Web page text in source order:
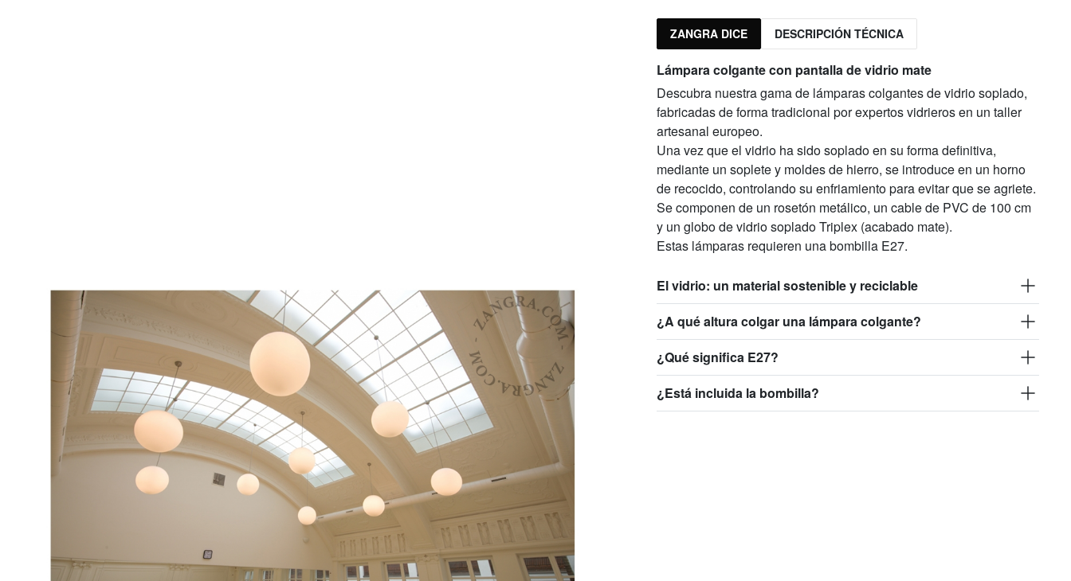
ZANGRA DICE DESCRIPCIÓN TÉCNICA
Lámpara colgante con pantalla de vidrio mate
Descubra nuestra gama de lámparas colgantes de vidrio soplado,
fabricadas de forma tradicional por expertos vidrieros en un taller
artesanal europeo.
Una vez que el vidrio ha sido soplado en su forma definitiva,
mediante un soplete y moldes de hierro, se introduce en un horno
de recocido, controlando su enfriamiento para evitar que se agriete.
Se componen de un rosetón metálico, un cable de PVC de 100 cm
y un globo de vidrio soplado Triplex (acabado mate).
Estas lámparas requieren una bombilla E27.
El vidrio: un material sostenible y reciclable
¿A qué altura colgar una lámpara colgante?
¿Qué significa E27?
¿Está incluida la bombilla?